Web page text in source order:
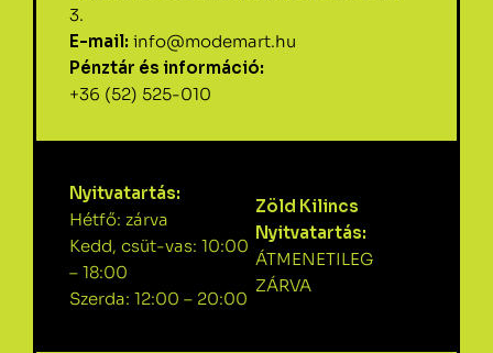
3.
E-mail: info@modemart.hu
Pénztár és információ:
+36 (52) 525-010
Nyitvatartás:
Hétfő: zárva
Kedd, csüt-vas: 10:00
– 18:00
Szerda: 12:00 – 20:00
Zöld Kilincs
Nyitvatartás:
ÁTMENETILEG
ZÁRVA